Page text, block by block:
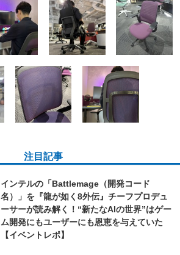
注目記事
インテルの「Battlemage（開発コード
名）」を『龍が如く8外伝』チーフプロデュ
ーサーが読み解く！“新たなAIの世界”はゲー
ム開発にもユーザーにも恩恵を与えていた
【イベントレポ】